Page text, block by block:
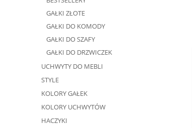
GAŁKI ZŁOTE
GAŁKI DO KOMODY
GAŁKI DO SZAFY
GAŁKI DO DRZWICZEK
UCHWYTY DO MEBLI
STYLE
KOLORY GAŁEK
KOLORY UCHWYTÓW
HACZYKI